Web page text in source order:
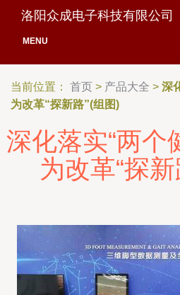
洛阳众成电子科技有限公司
MENU
当前位置： 首页 > 产品大全 > 深
为改革“探新路”(组图)
深化落实“两个
为改革“探